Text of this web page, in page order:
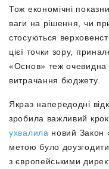
Тож економічні
ваги на рішення, чи
стосуються
цієї точки зору,
«Основ» теж
витрачання бюджету.
Якраз напередодні
зробила важливий
ухвалила новий Закон
метою було
з європейськими